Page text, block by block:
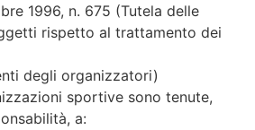
1996, n. 675 (Tutela delle
rispetto al trattamento dei
degli organizzatori)
sportive sono tenute,
a: